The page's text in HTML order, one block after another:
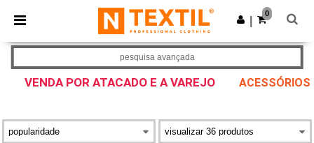
× App Ntextil
Melhores preços na app!
Obter app
0
VENDA POR ATACADO E A VAREJO
pesquisa avançada